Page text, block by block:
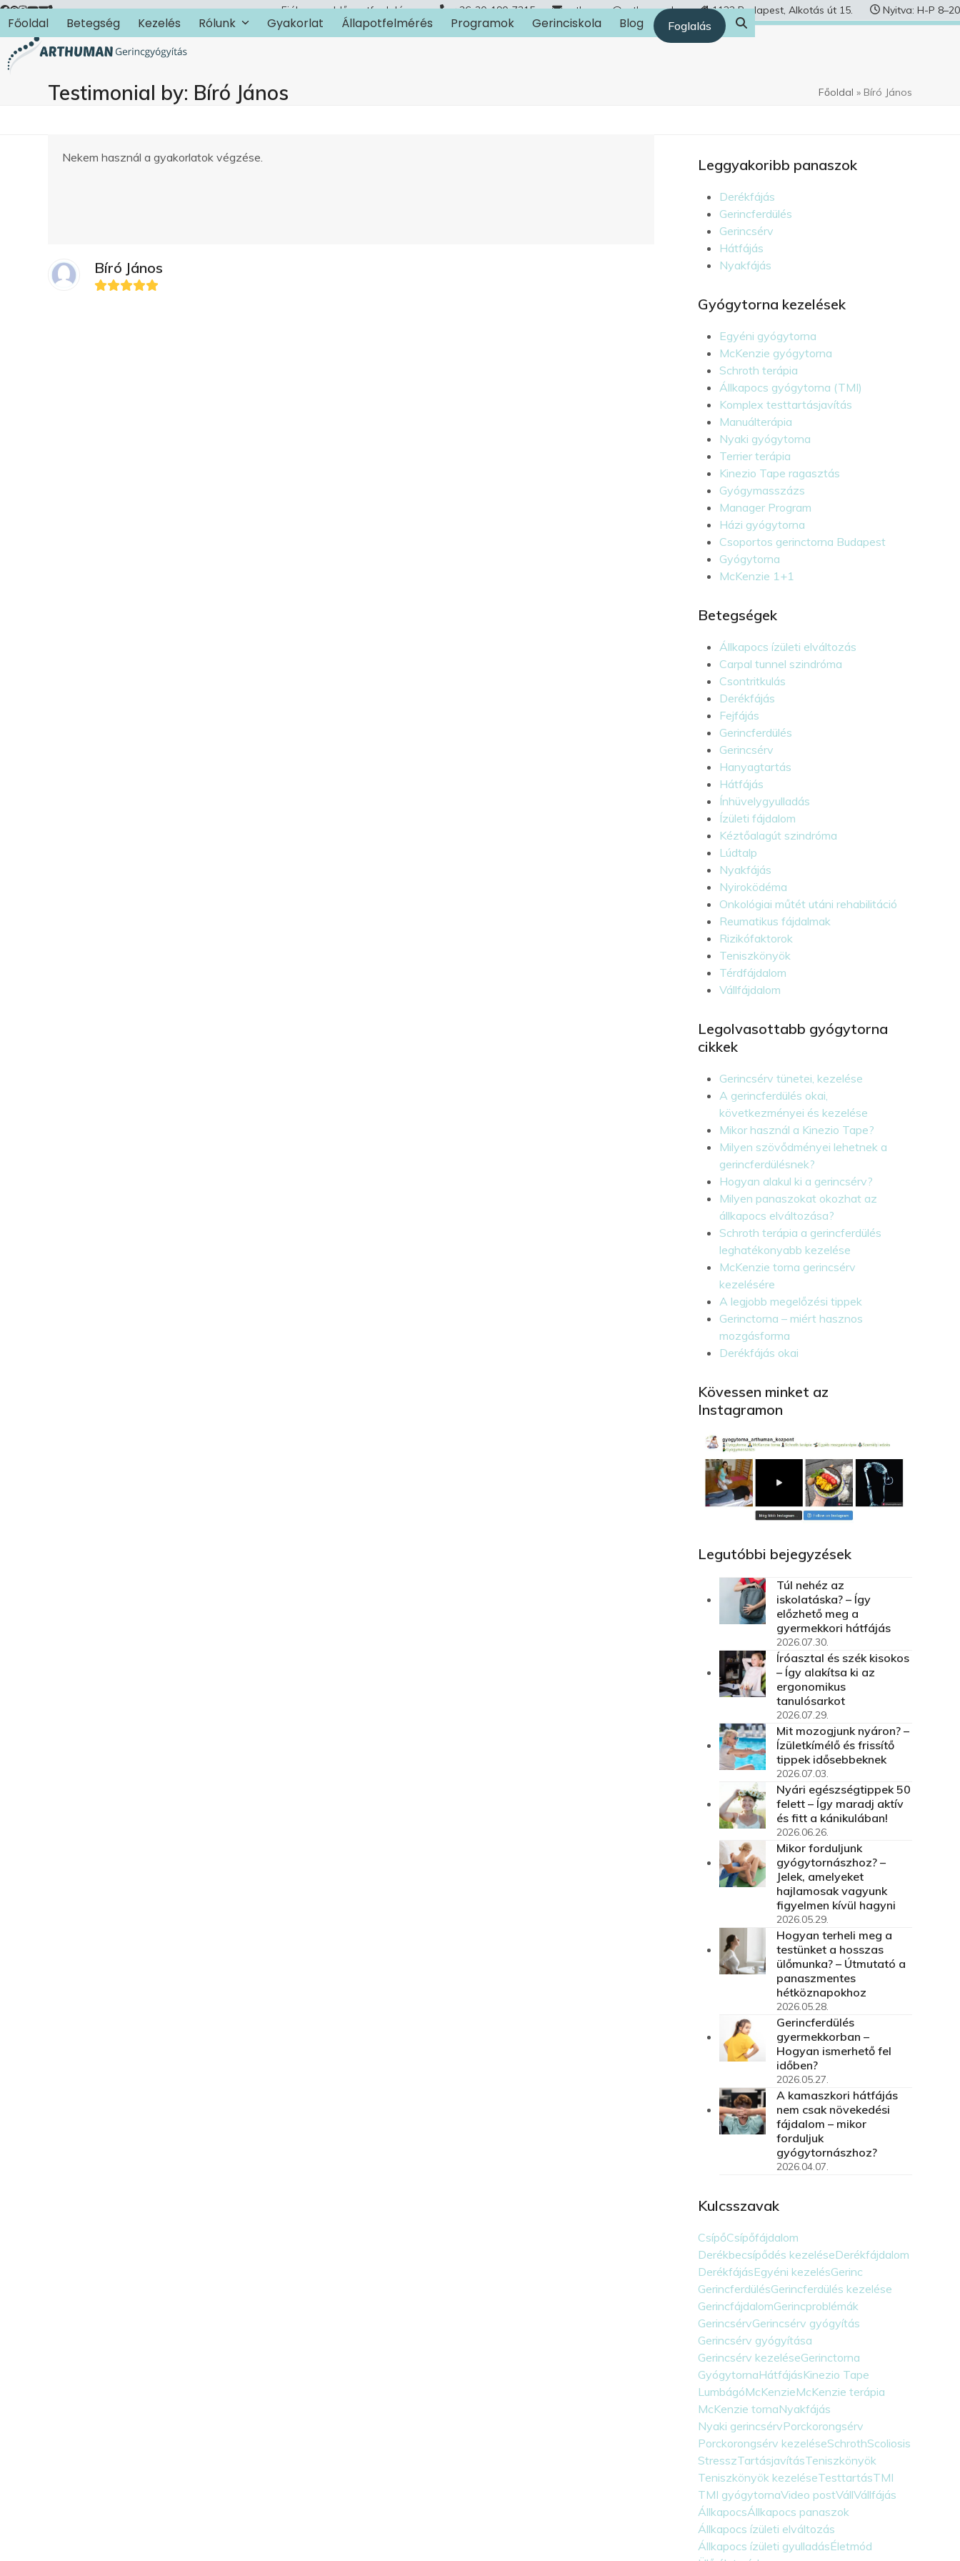
Skip
to
content
Fiókom Időpontfoglalás +36-30-190-7315 arthuman@arthuman.hu 1122 Budapest, Alkotás út 15. Nyitva: H-P 8–20
Főoldal Betegség Kezelés Rólunk Gyakorlat Állapotfelmérés Programok Gerinciskola Blog Foglalás
Testimonial by: Bíró János Főoldal » Bíró János
Nekem használ a gyakorlatok végzése.
Bíró János
Leggyakoribb panaszok
Derékfájás
Gerincferdülés
Gerincsérv
Hátfájás
Nyakfájás
Gyógytorna kezelések
Egyéni gyógytorna
McKenzie gyógytorna
Schroth terápia
Állkapocs gyógytorna (TMI)
Komplex testtartásjavítás
Manuálterápia
Nyaki gyógytorna
Terrier terápia
Kinezio Tape ragasztás
Gyógymasszázs
Manager Program
Házi gyógytorna
Csoportos gerinctorna Budapest
Gyógytorna
McKenzie 1+1
Betegségek
Állkapocs ízületi elváltozás
Carpal tunnel szindróma
Csontritkulás
Derékfájás
Fejfájás
Gerincferdülés
Gerincsérv
Hanyagtartás
Hátfájás
Ínhüvelygyulladás
Ízületi fájdalom
Kéztőalagút szindróma
Lúdtalp
Nyakfájás
Nyiroködéma
Onkológiai műtét utáni rehabilitáció
Reumatikus fájdalmak
Rizikófaktorok
Teniszkönyök
Térdfájdalom
Vállfájdalom
Legolvasottabb gyógytorna
cikkek
Gerincsérv tünetei, kezelése
A gerincferdülés okai,
következményei és kezelése
Mikor használ a Kinezio Tape?
Milyen szövődményei lehetnek a
gerincferdülésnek?
Hogyan alakul ki a gerincsérv?
Milyen panaszokat okozhat az
állkapocs elváltozása?
Schroth terápia a gerincferdülés
leghatékonyabb kezelése
McKenzie torna gerincsérv
kezelésére
A legjobb megelőzési tippek
Gerinctorna – miért hasznos
mozgásforma
Derékfájás okai
Kövessen minket az
Instagramon
Legutóbbi bejegyzések
Túl nehéz az
iskolatáska? – Így
előzhető meg a
gyermekkori hátfájás
2026.07.30.
Íróasztal és szék kisokos
– Így alakítsa ki az
ergonomikus
tanulósarkot
2026.07.29.
Mit mozogjunk nyáron? –
Ízületkímélő és frissítő
tippek idősebbeknek
2026.07.03.
Nyári egészségtippek 50
felett – Így maradj aktív
és fitt a kánikulában!
2026.06.26.
Mikor forduljunk
gyógytornászhoz? –
Jelek, amelyeket
hajlamosak vagyunk
figyelmen kívül hagyni
2026.05.29.
Hogyan terheli meg a
testünket a hosszas
ülőmunka? – Útmutató a
panaszmentes
hétköznapokhoz
2026.05.28.
Gerincferdülés
gyermekkorban –
Hogyan ismerhető fel
időben?
2026.05.27.
A kamaszkori hátfájás
nem csak növekedési
fájdalom – mikor
forduljuk
gyógytornászhoz?
2026.04.07.
Kulcsszavak
CsípőCsípőfájdalom
Derékbecsípődés kezeléseDerékfájdalom
DerékfájásEgyéni kezelésGerinc
GerincferdülésGerincferdülés kezelése
GerincfájdalomGerincproblémák
GerincsérvGerincsérv gyógyítás
Gerincsérv gyógyítása
Gerincsérv kezeléseGerinctorna
GyógytornaHátfájásKinezio Tape
LumbágóMcKenzieMcKenzie terápia
McKenzie tornaNyakfájás
Nyaki gerincsérvPorckorongsérv
Porckorongsérv kezeléseSchrothScoliosis
StresszTartásjavításTeniszkönyök
Teniszkönyök kezeléseTesttartásTMI
TMI gyógytornaVideo postVállVállfájás
ÁllkapocsÁllkapocs panaszok
Állkapocs ízületi elváltozás
Állkapocs ízületi gyulladásÉletmód